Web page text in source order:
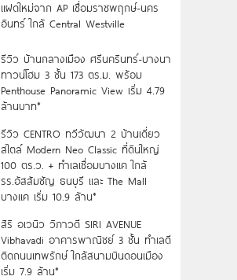
แฝดใหม่จาก AP เชื่อมราชพฤกษ์-นคร
อินทร์ ใกล้ Central Westville
รีวิว บ้านกลางเมือง ศรีนครินทร์-บางนา
ทาวน์โฮม 3 ชั้น 173 ตร.ม. พร้อม
Penthouse Panoramic View เริ่ม 4.79
ล้านบาท*
รีวิว CENTRO ทวีวัฒนา 2 บ้านเดี่ยว
สไตล์ Modern Neo Classic ที่ดินใหญ่
100 ตร.ว. + ทำเลเชื่อมบางแค ใกล้
รร.อัสสัมชัญ ธนบุรี และ The Mall
บางแค เริ่ม 10.9 ล้าน*
สิริ อเวนิว วิภาวดี SIRI AVENUE
Vibhavadi อาคารพาณิชย์ 3 ชั้น ทำเลดี
ติดถนนเทพรักษ์ ใกล้สนามบินดอนเมือง
เริ่ม 7.9 ล้าน*